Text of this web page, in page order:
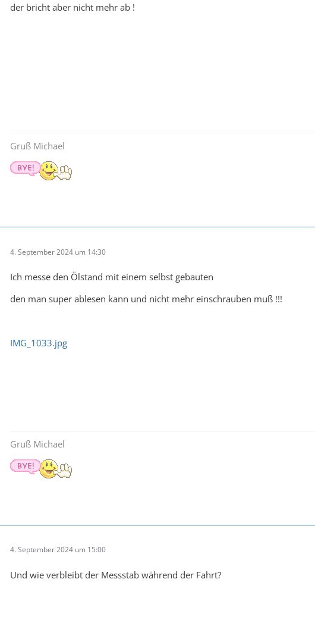
der bricht aber nicht mehr ab !
Gruß Michael
4. September 2024 um 14:30
Ich messe den Ölstand mit einem selbst gebauten
den man super ablesen kann und nicht mehr einschrauben muß !!!
IMG_1033.jpg
Gruß Michael
4. September 2024 um 15:00
Und wie verbleibt der Messstab während der Fahrt?